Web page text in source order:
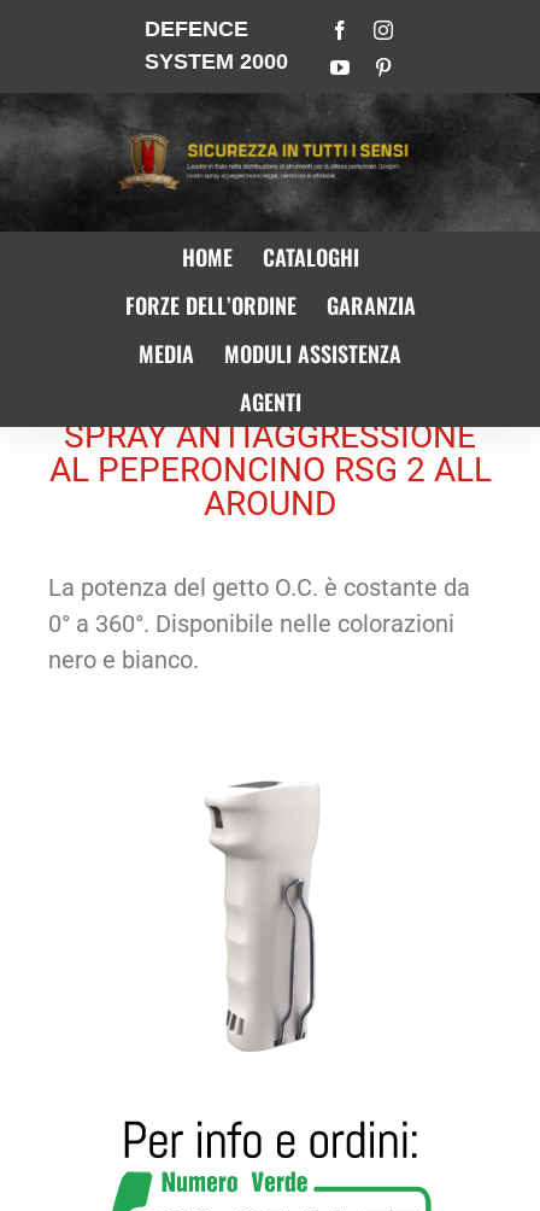
DEFENCE
SYSTEM 2000
HOME
CATALOGHI
FORZE DELL’ORDINE
GARANZIA
MEDIA
MODULI ASSISTENZA
AGENTI
SPRAY ANTIAGGRESSIONE
AL PEPERONCINO RSG 2 ALL
AROUND
La potenza del getto O.C. è costante da
0° a 360°. Disponibile nelle colorazioni
nero e bianco.